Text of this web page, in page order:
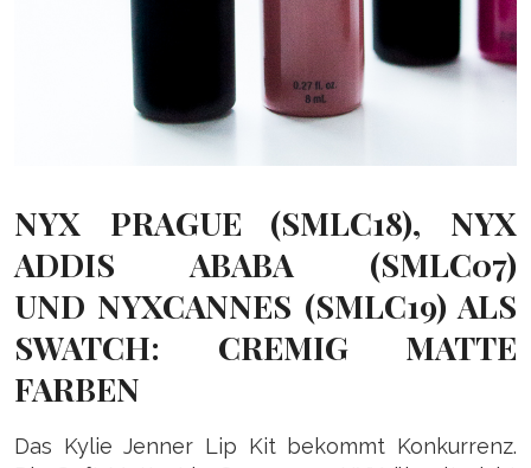
NYX PRAGUE (SMLC18), NYX
ADDIS ABABA (SMLC07)
UND NYXCANNES (SMLC19) ALS
SWATCH: CREMIG MATTE
FARBEN
Das Kylie Jenner Lip Kit bekommt Konkurrenz.